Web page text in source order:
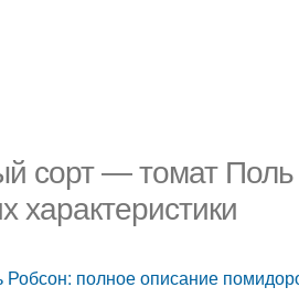
сорт — томат Поль
характеристики
полное описание